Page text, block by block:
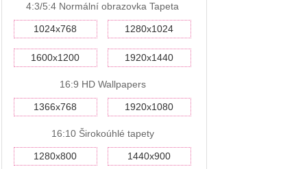
4:3/5:4 Normální obrazovka Tapeta
1024x768 1280x1024
1600x1200 1920x1440
16:9 HD Wallpapers
1366x768 1920x1080
16:10 Širokoúhlé tapety
1280x800 1440x900